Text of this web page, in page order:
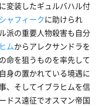
変装したギュルバハル付
シャフィークに助けられ
派の重要人物殺害も自分
ムからアレクサンドラを
命を狙うものを率先して
身の置かれている境遇に
、そしてイブラヒムを信
ドス遠征でオスマン帝国